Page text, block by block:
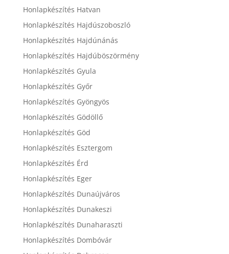
Honlapkészítés Hatvan
Honlapkészítés Hajdúszoboszló
Honlapkészítés Hajdúnánás
Honlapkészítés Hajdúböszörmény
Honlapkészítés Gyula
Honlapkészítés Győr
Honlapkészítés Gyöngyös
Honlapkészítés Gödöllő
Honlapkészítés Göd
Honlapkészítés Esztergom
Honlapkészítés Érd
Honlapkészítés Eger
Honlapkészítés Dunaújváros
Honlapkészítés Dunakeszi
Honlapkészítés Dunaharaszti
Honlapkészítés Dombóvár